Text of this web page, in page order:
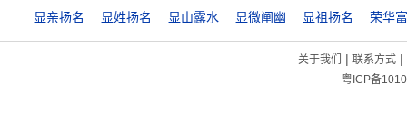
显亲扬名 显姓扬名 显山露水 显微阐幽 显祖扬名 荣华
关于我们 | 联系方式|
粤ICP备